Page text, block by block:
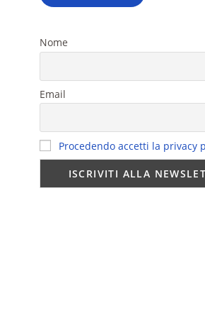
Nome
Email
Procedendo accetti la privacy